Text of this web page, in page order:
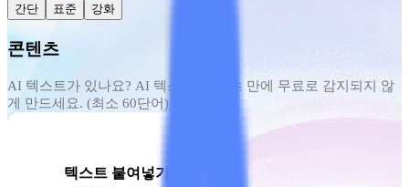
간단
표준 강화
콘텐츠
텍스트 붙여넣기